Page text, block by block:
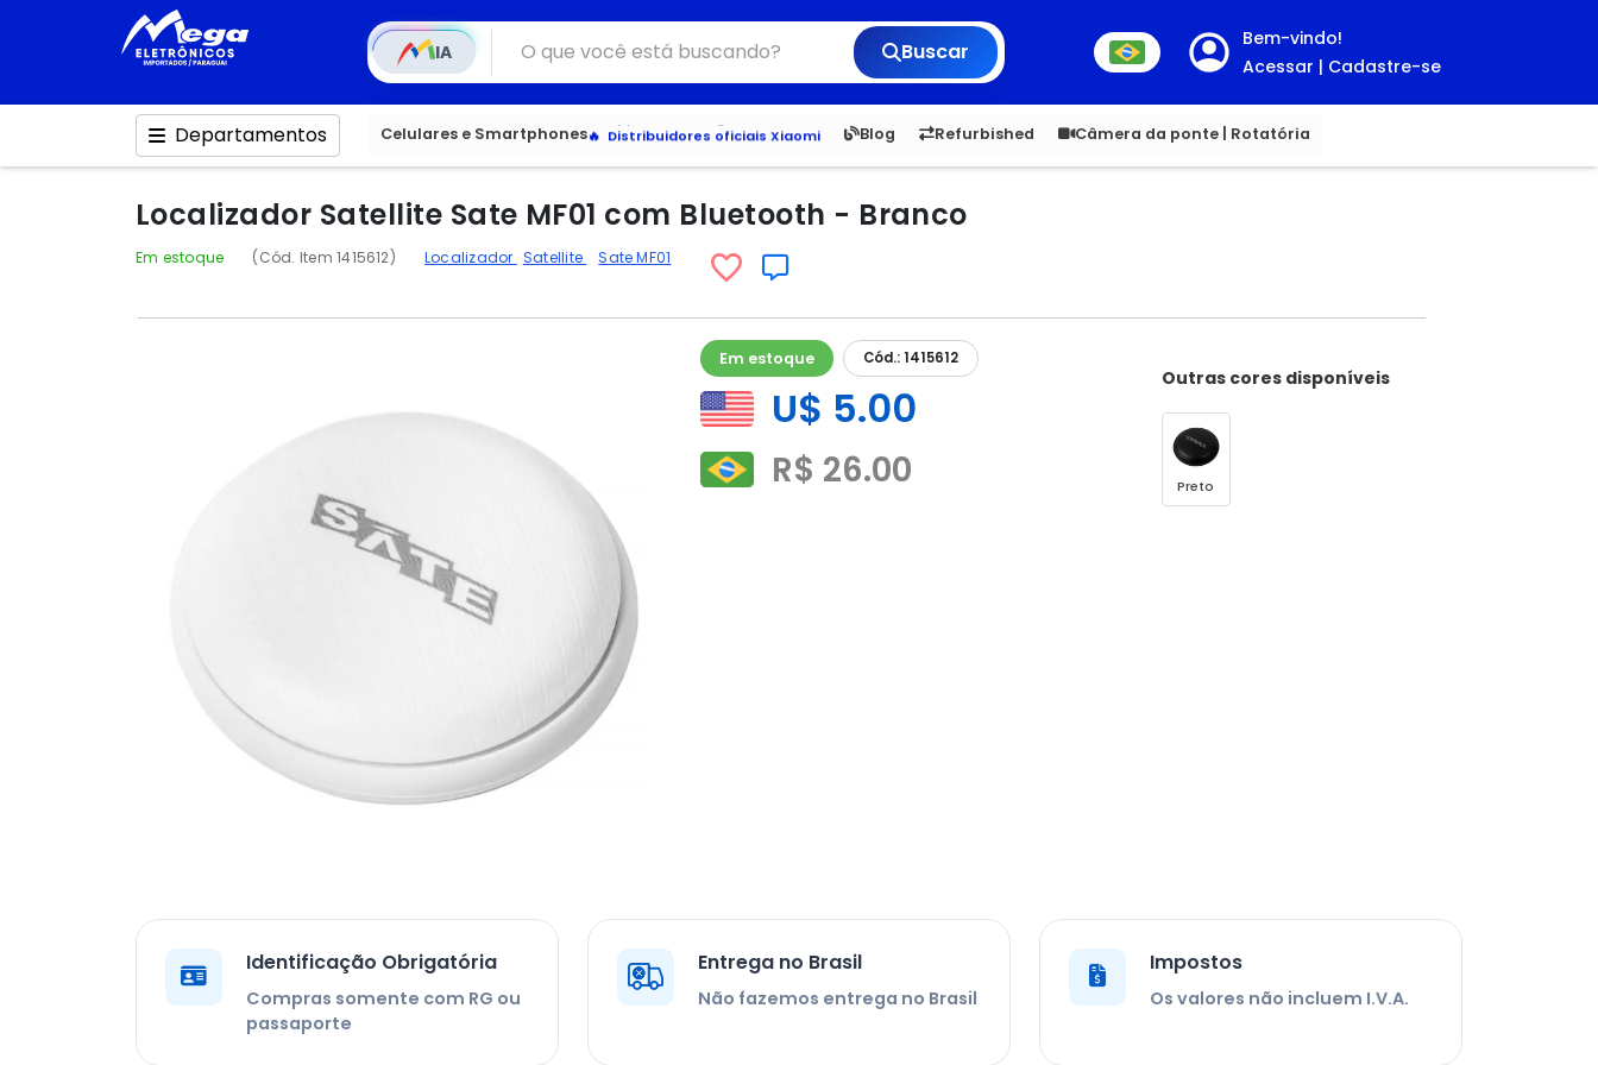
IA Buscar
Bem-vindo!
Acessar | Cadastre-se
Departamentos Celulares e Smartphones Veja os Lançamentos
Distribuidores oficiais Xiaomi
Blog Refurbished Câmera da ponte | Rotatória
6,050 5.20 1,900 1.00
Localizador Satellite Sate MF01 com Bluetooth - Branco
Em estoque (Cód. Item 1415612) Localizador Satellite Sate MF01
Em estoque Cód.: 1415612
U$ 5.00
R$ 26.00
Outras cores disponíveis
Preto
Identificação Obrigatória
Compras somente com RG ou
passaporte
Entrega no Brasil
Não fazemos entrega no Brasil
Impostos
Os valores não incluem I.V.A.